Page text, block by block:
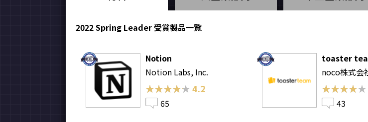
2022 Spring Leader 受賞製品一覧
Notion
Notion Labs, Inc.
★★★★★
★★★★★4.2
65
toaster
noco株式会
★★★★★
★★★★★
43